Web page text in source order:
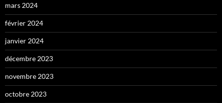
mars 2024
février 2024
janvier 2024
décembre 2023
novembre 2023
octobre 2023